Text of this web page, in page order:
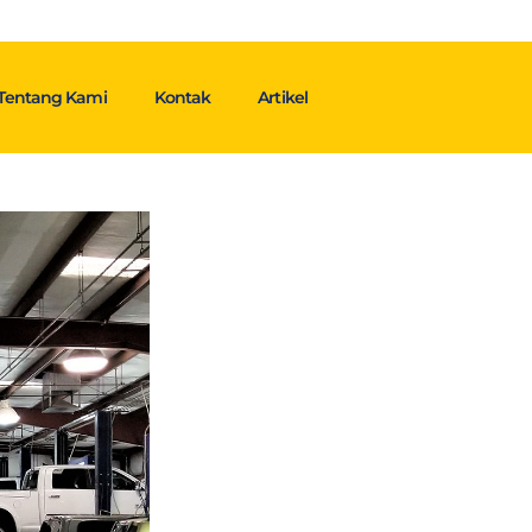
Kami Kontak Artikel